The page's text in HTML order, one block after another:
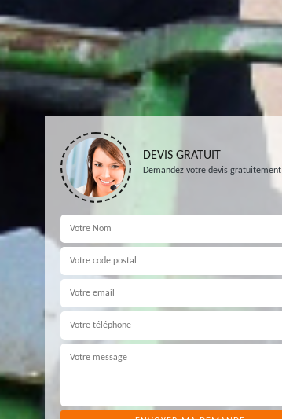
DEVIS GRATUIT
Demandez votre devis gratuitement